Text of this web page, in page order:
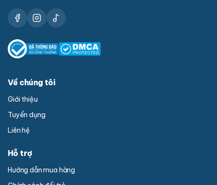
Về chúng tôi
Giới thiệu
Tuyển dụng
Liên hệ
Hỗ trợ
Hướng dẫn mua hàng